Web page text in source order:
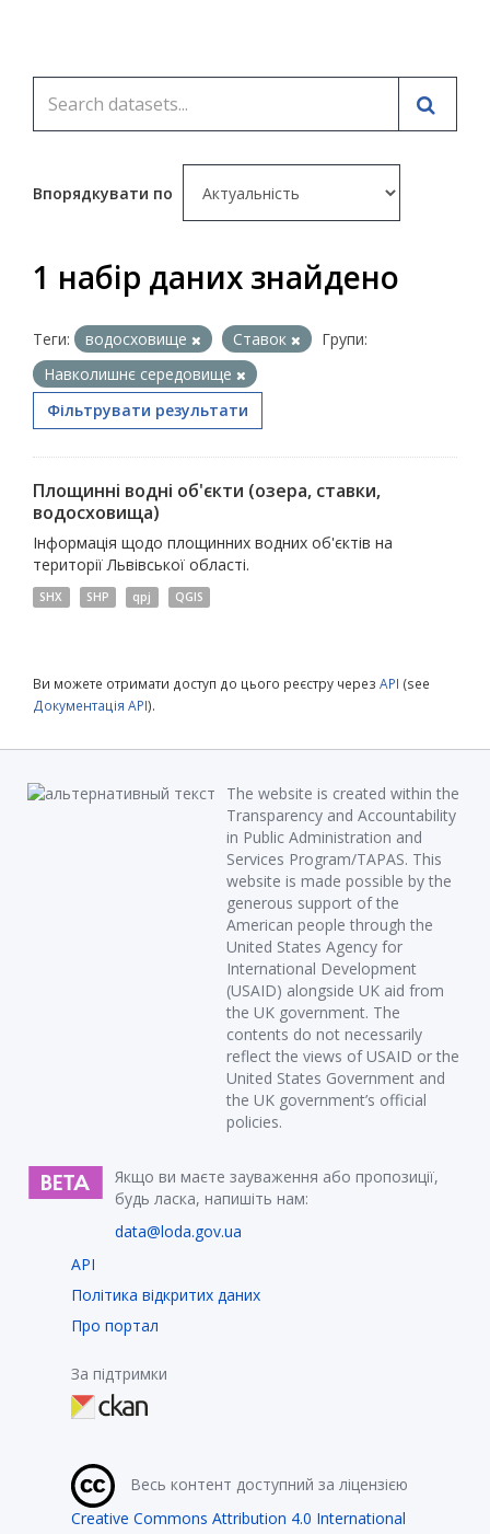
Впорядкувати по
1 набір даних знайдено
Теги: водосховище Ставок
Групи:
Навколишнє середовище
Фільтрувати результати
Площинні водні об'єкти (озера, ставки,
водосховища)
Інформація щодо площинних водних об'єктів на
території Львівської області.
SHX SHP qpj QGIS
Ви можете отримати доступ до цього реєстру через API (see
Документація API).
The website is created within the
Transparency and Accountability
in Public Administration and
Services Program/TAPAS. This
website is made possible by the
generous support of the
American people through the
United States Agency for
International Development
(USAID) alongside UK aid from
the UK government. The
contents do not necessarily
reflect the views of USAID or the
United States Government and
the UK government’s official
policies.
Якщо ви маєте зауваження або пропозиції,
будь ласка, напишіть нам:
data@loda.gov.ua
API
Політика відкритих даних
Про портал
За підтримки
Весь контент доступний за ліцензією
Creative Commons Attribution 4.0 International